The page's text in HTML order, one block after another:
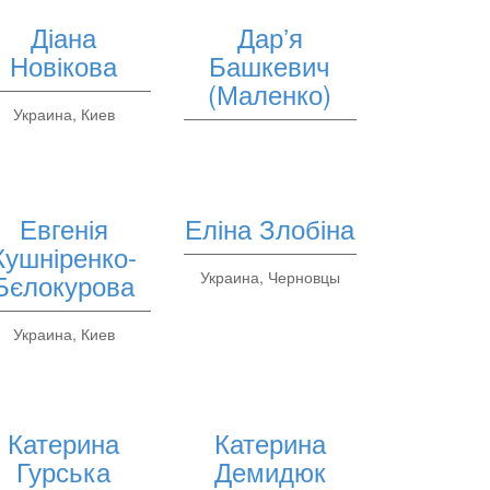
Діана
Новікова
Украина, Киев
Дарʼя
Башкевич
(Маленко)
Евгенія
Украина, Киев
Еліна Злобіна
Украина, Черновцы
Катерина
Гурська
Катерина
Демидюк